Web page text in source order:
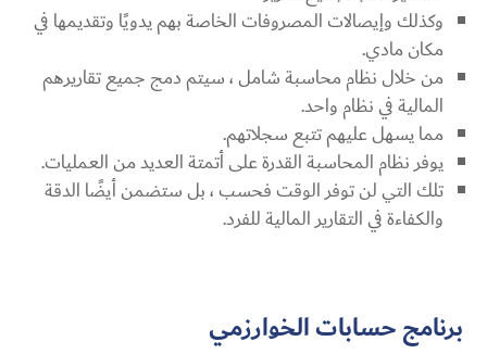
وكذلك وإيصالات المصروفات الخاصة بهم يدويًا وتقديمها في
مكان مادي.
من خلال نظام محاسبة شامل ، سيتم دمج جميع تقاريرهم
المالية في نظام واحد.
مما يسهل عليهم تتبع سجلاتهم.
يوفر نظام المحاسبة القدرة على أتمتة العديد من العمليات.
تلك التي لن توفر الوقت فحسب ، بل ستضمن أيضًا الدقة
والكفاءة في التقارير المالية للفرد.
برنامج حسابات الخوارزمي